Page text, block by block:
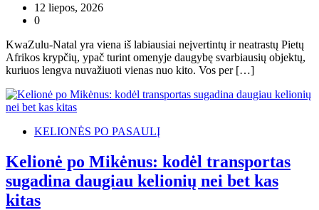
12 liepos, 2026
0
KwaZulu-Natal yra viena iš labiausiai neįvertintų ir neatrastų Pietų
Afrikos krypčių, ypač turint omenyje daugybę svarbiausių objektų,
kuriuos lengva nuvažiuoti vienas nuo kito. Vos per […]
KELIONĖS PO PASAULĮ
Kelionė po Mikėnus: kodėl transportas
sugadina daugiau kelionių nei bet kas
kitas